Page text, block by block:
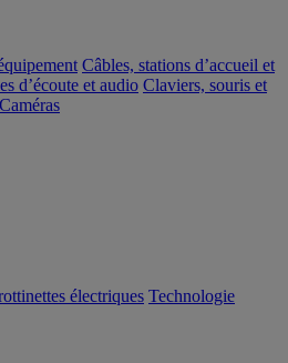
Câbles, stations d’accueil et
d’écoute et audio Claviers, souris et
Caméras
électriques Technologie